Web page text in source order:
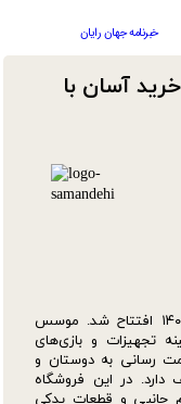
سایت فروشگاه jahanrayan از شهریور ماه سال ۱۴۰۰ افتتاح شد. موسس
در زمینه تجهیزات و بازی‌های
رسانی به دوستان و
دارد. در این فروشگاه
جانبی و قطعات یدکی‌
آسان با
خبرنامه جهان رایان